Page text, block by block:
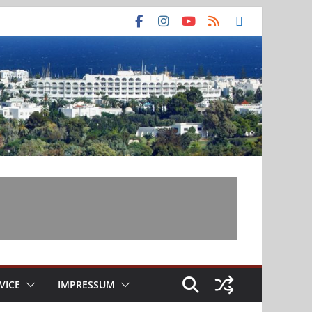
IMPRESSUM